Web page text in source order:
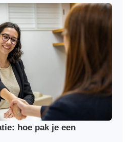
hoe pak je een